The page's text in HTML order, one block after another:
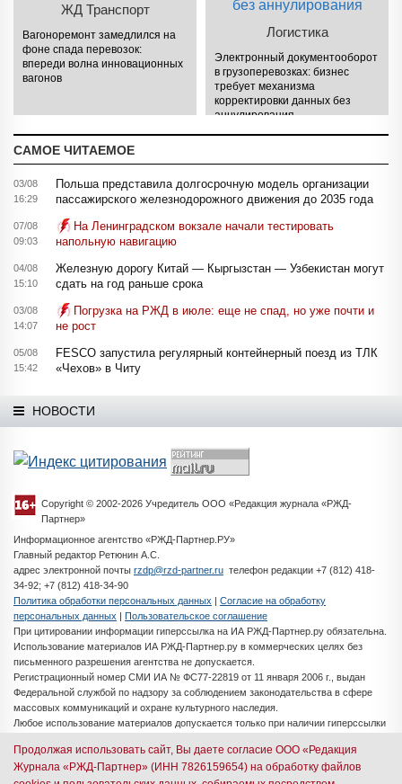
ЖД Транспорт
Вагоноремонт замедлился на
фоне спада перевозок:
впереди волна инновационных
вагонов
Логистика
Электронный документооборот
в грузоперевозках: бизнес
требует механизма
корректировки данных без
аннулирования
САМОЕ ЧИТАЕМОЕ
03/08
16:29
Польша представила долгосрочную модель организации
пассажирского железнодорожного движения до 2035 года
07/08
09:03
На Ленинградском вокзале начали тестировать
напольную навигацию
04/08
15:10
Железную дорогу Китай — Кыргызстан — Узбекистан могут
сдать на год раньше срока
03/08
14:07
Погрузка на РЖД в июле: еще не спад, но уже почти и
не рост
05/08
15:42
FESCO запустила регулярный контейнерный поезд из ТЛК
«Чехов» в Читу
НОВОСТИ
Copyright © 2002-2026 Учредитель ООО «Редакция журнала «РЖД-
Партнер»
Информационное агентство «РЖД-Партнер.РУ»
Главный редактор Ретюнин А.С.
адрес электронной почты rzdp@rzd-partner.ru телефон редакции +7 (812) 418-
34-92; +7 (812) 418-34-90
Политика обработки персональных данных | Согласие на обработку
персональных данных | Пользовательское соглашение
При цитировании информации гиперссылка на ИА РЖД-Партнер.ру обязательна.
Использование материалов ИА РЖД-Партнер.ру в коммерческих целях без
письменного разрешения агентства не допускается.
Регистрационный номер СМИ ИА № ФС77-22819 от 11 января 2006 г., выдан
Федеральной службой по надзору за соблюдением законодательства в сфере
массовых коммуникаций и охране культурного наследия.
Любое использование материалов допускается только при наличии гиперссылки
Разработка сайта -iMedia Solutions
Продолжая использовать сайт, Вы даете согласие ООО «Редакция
Журнала «РЖД-Партнер» (ИНН 7826159654) на обработку файлов